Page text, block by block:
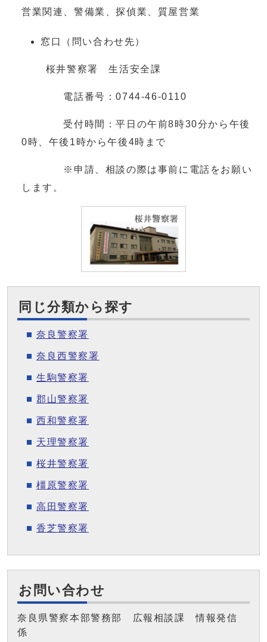
営業関連、警備業、探偵業、質屋営業
窓口（問い合わせ先）
桜井警察署 生活安全課
電話番号：0744-46-0110
受付時間：平日の午前8時30分から午後
0時、午後1時から午後4時まで
※申請、相談の際は事前に電話をお願い
します。
同じ分類から探す
奈良警察署
奈良西警察署
生駒警察署
郡山警察署
西和警察署
天理警察署
桜井警察署
橿原警察署
高田警察署
香芝警察署
お問い合わせ
奈良県警察本部警務部 広報相談課 情報発信
係